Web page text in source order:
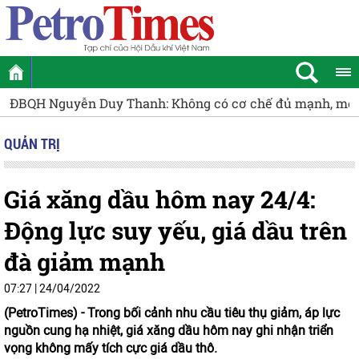
Duy Thanh: Không có cơ chế đủ mạnh, mỏ cận biên
QUẢN TRỊ
Giá xăng dầu hôm nay 24/4:
Động lực suy yếu, giá dầu trên
đà giảm mạnh
07:27 | 24/04/2022
(PetroTimes) -Trong bối cảnh nhu cầu tiêu thụ giảm, áp lực
nguồn cung hạ nhiệt, giá xăng dầu hôm nay ghi nhận triển
vọng không mấy tích cực giá dầu thô.